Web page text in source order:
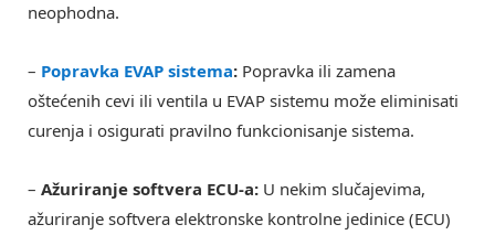
neophodna.
– Popravka EVAP sistema: Popravka ili zamena
oštećenih cevi ili ventila u EVAP sistemu može eliminisati
curenja i osigurati pravilno funkcionisanje sistema.
– Ažuriranje softvera ECU-a: U nekim slučajevima,
ažuriranje softvera elektronske kontrolne jedinice (ECU)